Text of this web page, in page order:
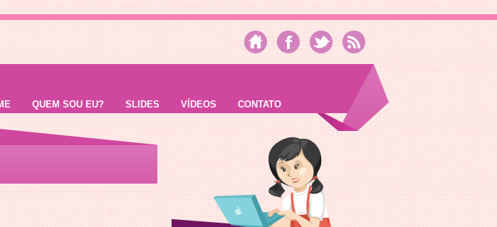
QUEM SOU EU? SLIDES VÍDEOS CONTATO